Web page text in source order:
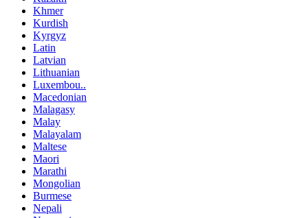
Khmer
Kurdish
Kyrgyz
Latin
Latvian
Lithuanian
Luxembou..
Macedonian
Malagasy
Malay
Malayalam
Maltese
Maori
Marathi
Mongolian
Burmese
Nepali